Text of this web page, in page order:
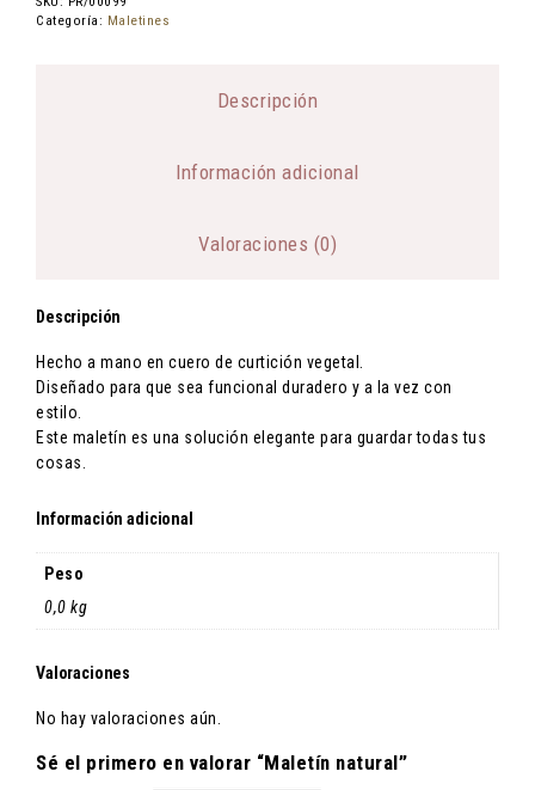
desde su recepción sin necesidad de justificar la decisión ni
Categoría: Maletines
Descripción
Información adicional
Valoraciones (0)
Descripción
Hecho a mano en cuero de curtición vegetal.
Diseñado para que sea funcional duradero y a la vez con
estilo.
Este maletín es una solución elegante para guardar todas tus
cosas.
Información adicional
Peso
0,0 kg
Valoraciones
No hay valoraciones aún.
Sé el primero en valorar “Maletín natural”